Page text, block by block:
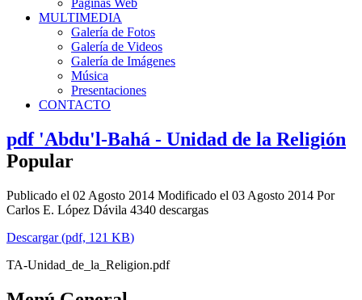
Páginas Web
MULTIMEDIA
Galería de Fotos
Galería de Videos
Galería de Imágenes
Música
Presentaciones
CONTACTO
pdf 'Abdu'l-Bahá - Unidad de la Religión
Popular
Publicado el 02 Agosto 2014 Modificado el 03 Agosto 2014 Por
Carlos E. López Dávila 4340 descargas
Descargar(pdf, 121 KB)
TA-Unidad_de_la_Religion.pdf